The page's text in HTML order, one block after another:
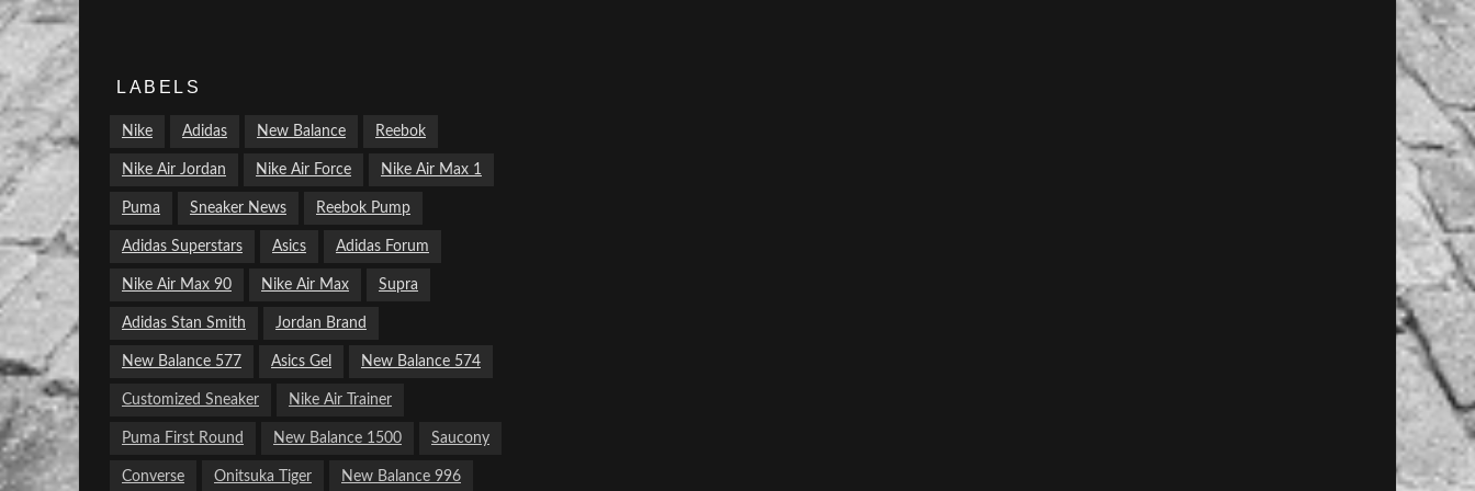
LABELS
Nike Adidas New Balance Reebok
Nike Air Jordan Nike Air Force Nike Air Max 1
Puma Sneaker News Reebok Pump
Adidas Superstars Asics Adidas Forum
Nike Air Max 90 Nike Air Max Supra
Adidas Stan Smith Jordan Brand
New Balance 577 Asics Gel New Balance 574
Customized Sneaker Nike Air Trainer
Puma First Round New Balance 1500 Saucony
Converse Onitsuka Tiger New Balance 996